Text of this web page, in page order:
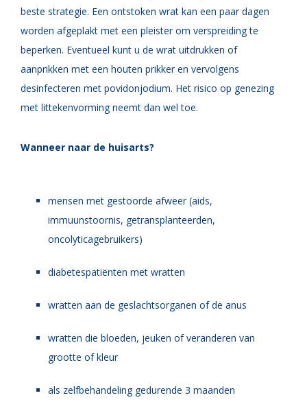
beste strategie. Een ontstoken wrat kan een paar dagen
worden afgeplakt met een pleister om verspreiding te
beperken. Eventueel kunt u de wrat uitdrukken of
aanprikken met een houten prikker en vervolgens
desinfecteren met povidonjodium. Het risico op genezing
met littekenvorming neemt dan wel toe.
Wanneer naar de huisarts?
mensen met gestoorde afweer (aids,
immuunstoornis, getransplanteerden,
oncolyticagebruikers)
diabetespatiënten met wratten
wratten aan de geslachtsorganen of de anus
wratten die bloeden, jeuken of veranderen van
grootte of kleur
als zelfbehandeling gedurende 3 maanden